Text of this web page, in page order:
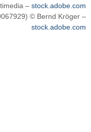
– stock.adobe.com
© Bernd Kröger –
stock.adobe.com